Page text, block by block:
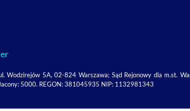
Wodzirejów 5A, 02-824 Warszawa; Sąd Rejonowy dla m.st.
5000. REGON: 381045935 NIP: 1132981343